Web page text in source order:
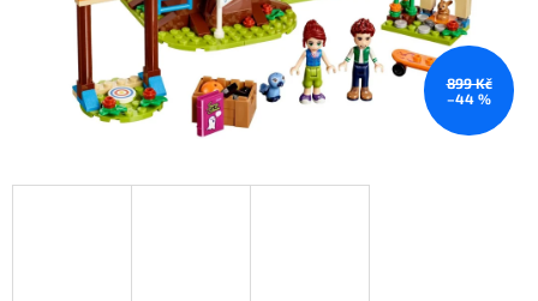
899 Kč
–44 %